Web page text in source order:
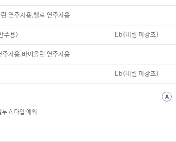
연주자용,첼로 연주자용
주용) Eb(내림 마장조)
주자용,바이올린 연주자용
Eb(내림 마장조)
A 타입 예외
A